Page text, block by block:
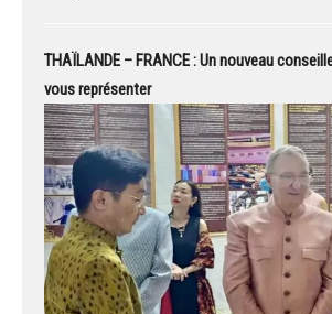
THAÏLANDE – FRANCE : Un nouveau
vous représenter